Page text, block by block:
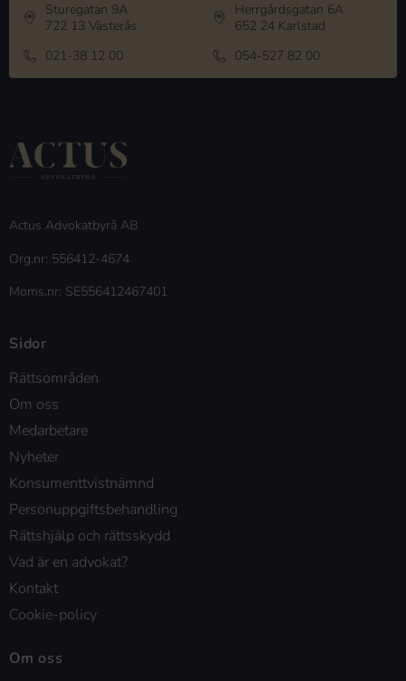
Sturegatan 9A
722 13 Västerås
021-38 12 00
Herrgårdsgatan 6A
652 24 Karlstad
054-527 82 00
Actus Advokatbyrå AB
Org.nr: 556412-4674
Moms.nr: SE556412467401
Sidor
Rättsområden
Om oss
Medarbetare
Nyheter
Konsumenttvistnämnd
Personuppgiftsbehandling
Rättshjälp och rättsskydd
Vad är en advokat?
Kontakt
Cookie-policy
Om oss